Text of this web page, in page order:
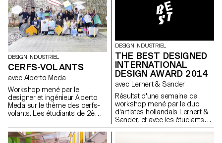
nouvelles façons de s’asseoir.
Le résultat est une diversité de
construction conçu pour
soutenir notre corps de
différentes manières. Photo
ECAL/Axel Crettenand
dans les ateliers de l’école.
L’intérêt des résultats réside
dans l’objet en étain, ainsi que
DESIGN INDUSTRIEL
CERFS-VOLANTS
avec Alberto Meda
Workshop mené par le
designer et ingénieur Alberto
Meda sur le thème des cerfs-
volants. Les étudiants de 2ème
Industriel ont travaillé non
seulement sur la forme et la
DESIGN INDUSTRIEL
THE BEST DESIGNED
INTERNATIONAL
DESIGN AWARD 2014
avec Lernert & Sander
Résultat d'une semaine de
workshop mené par le duo
d'artistes hollandais Lernert &
Sander, et avec les étudiants
de 1ère année en Bachelor